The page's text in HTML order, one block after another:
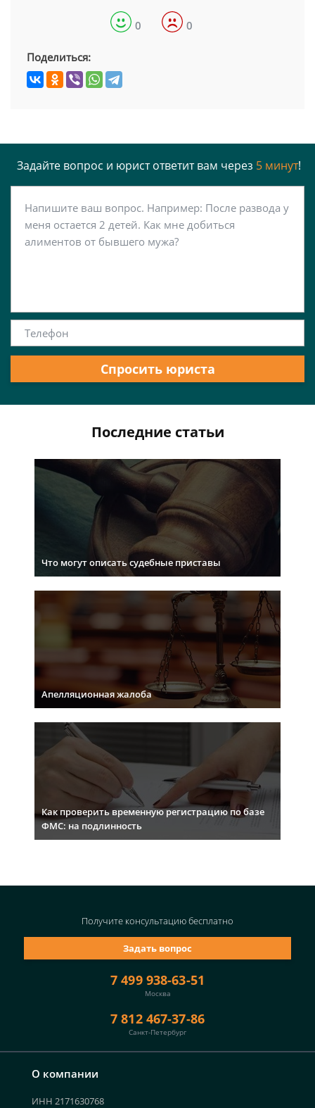
0 0
Поделиться:
Задайте вопрос и юрист ответит вам через 5 минут!
Спросить юриста
Последние статьи
Что могут описать судебные приставы
Апелляционная жалоба
Как проверить временную регистрацию по базе
ФМС: на подлинность
О компании
ИНН 2171630768
7 499 938-63-51
Москва
7 812 467-37-86
Санкт-Петербург
Задать вопрос
Получите консультациюбесплатно